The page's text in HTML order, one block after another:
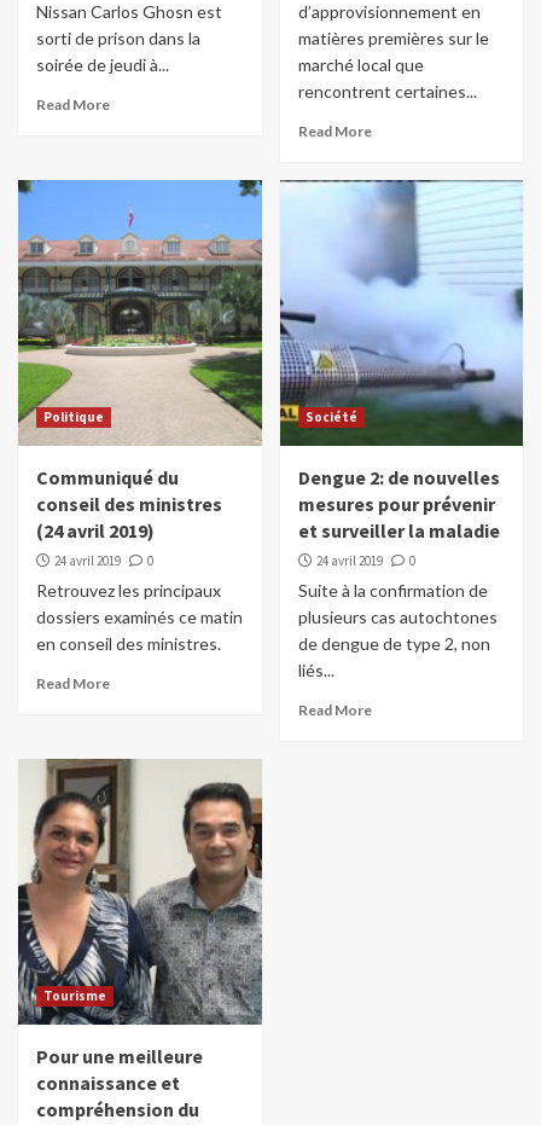
Nissan Carlos Ghosn est
sorti de prison dans la
soirée de jeudi à...
Read More
d’approvisionnement en
matières premières sur le
marché local que
rencontrent certaines...
Read More
Politique
Communiqué du
conseil des ministres
(24 avril 2019)
24 avril 2019 0
Retrouvez les principaux
dossiers examinés ce matin
en conseil des ministres.
Read More
Société
Dengue 2: de nouvelles
mesures pour prévenir
et surveiller la maladie
24 avril 2019 0
Suite à la confirmation de
plusieurs cas autochtones
de dengue de type 2, non
liés...
Read More
Tourisme
Pour une meilleure
connaissance et
compréhension du